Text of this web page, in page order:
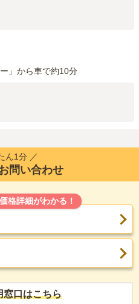
」から車で約10分
ん1分 ／
問い合わせ
格詳細がわかる！
窓口はこちら